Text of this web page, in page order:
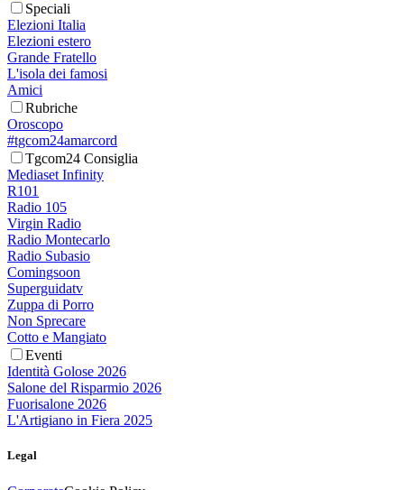
Speciali
Elezioni Italia
Elezioni estero
Grande Fratello
L'isola dei famosi
Amici
Rubriche
Oroscopo
#tgcom24amarcord
Tgcom24 Consiglia
Mediaset Infinity
R101
Radio 105
Virgin Radio
Radio Montecarlo
Radio Subasio
Comingsoon
Superguidatv
Zuppa di Porro
Non Sprecare
Cotto e Mangiato
Eventi
Identità Golose 2026
Salone del Risparmio 2026
Fuorisalone 2026
L'Artigiano in Fiera 2025
Legal